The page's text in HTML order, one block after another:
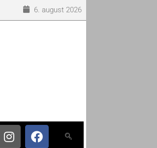
6. august 2026